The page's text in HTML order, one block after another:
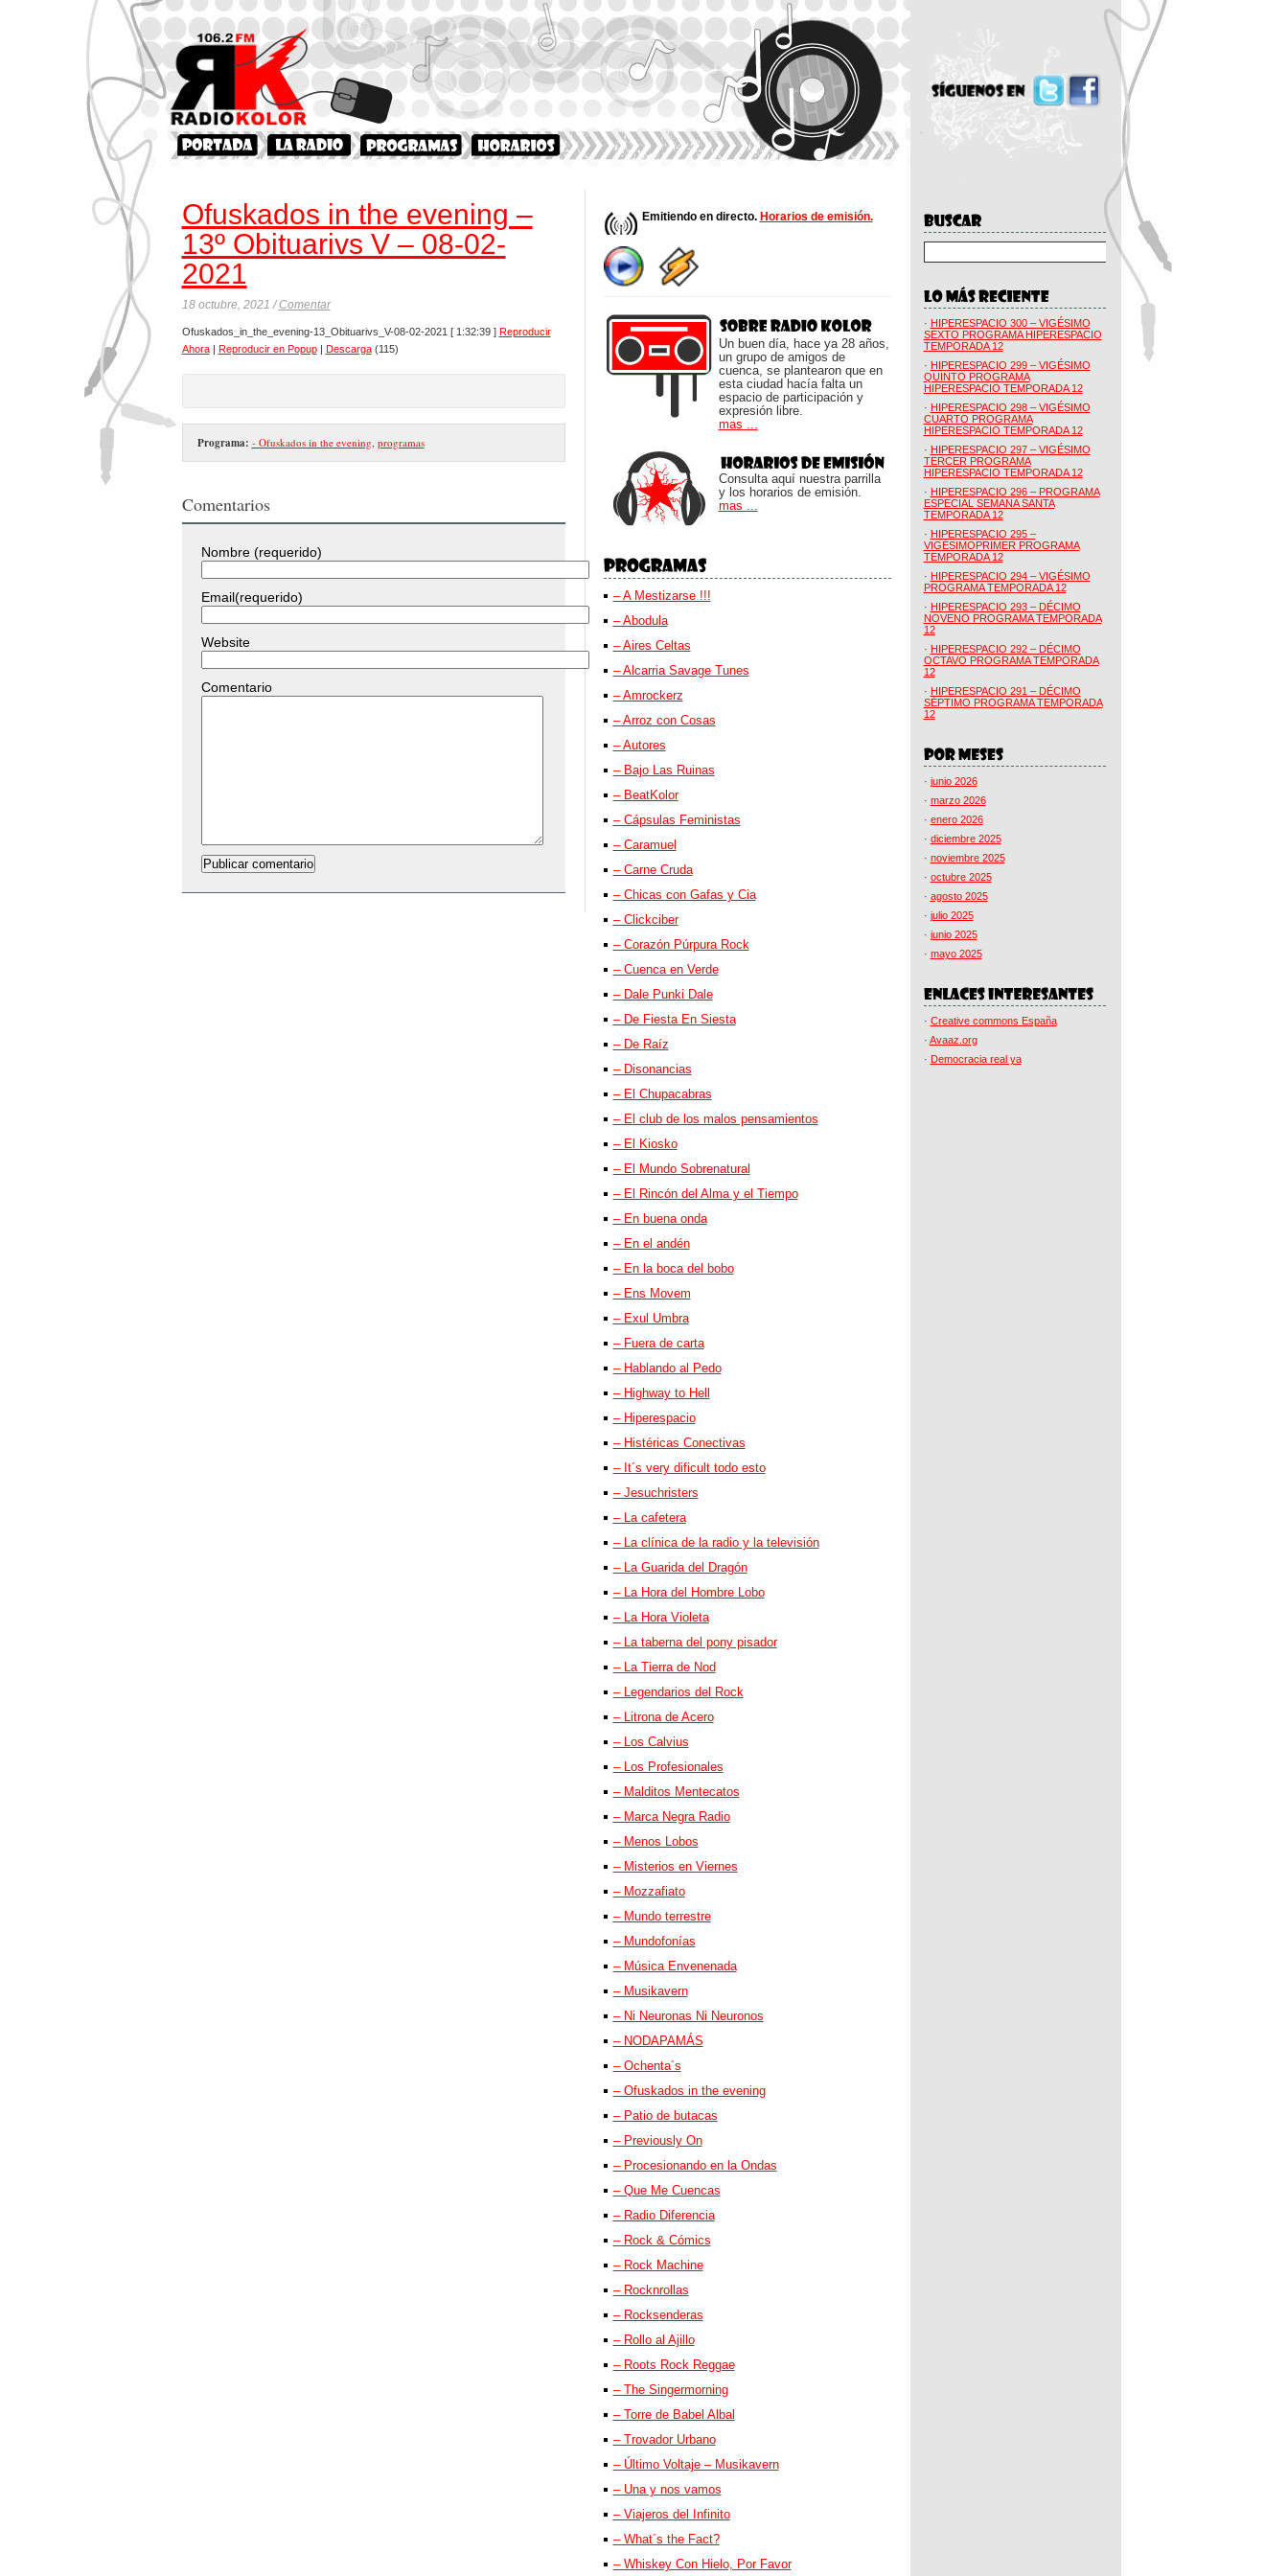
Ofuskados in the evening –
13º Obituarivs V – 08-02-
2021
18 octubre, 2021 /Comentar
Ofuskados_in_the_evening-13_Obituarivs_V-08-02-2021 [ 1:32:39 ] Reproducir
Ahora| Reproducir en Popup| Descarga(115)
Programa: - Ofuskados in the evening, programas
Comentarios
Nombre (requerido)
Email(requerido)
Website
Comentario
Emitiendo en directo. Horarios de emisión.
Un buen día, hace ya 28 años,
un grupo de amigos de
cuenca, se plantearon que en
esta ciudad hacía falta un
espacio de participación y
expresión libre.
mas ...
Consulta aquí nuestra parrilla
y los horarios de emisión.
mas ...
– A Mestizarse !!!
– Abodula
– Aires Celtas
– Alcarria Savage Tunes
– Amrockerz
– Arroz con Cosas
– Autores
– Bajo Las Ruinas
– BeatKolor
– Cápsulas Feministas
– Caramuel
– Carne Cruda
– Chicas con Gafas y Cia
– Clickciber
– Corazón Púrpura Rock
– Cuenca en Verde
– Dale Punki Dale
– De Fiesta En Siesta
– De Raíz
– Disonancias
– El Chupacabras
– El club de los malos pensamientos
– El Kiosko
– El Mundo Sobrenatural
– El Rincón del Alma y el Tiempo
– En buena onda
– En el andén
– En la boca del bobo
– Ens Movem
– Exul Umbra
– Fuera de carta
– Hablando al Pedo
– Highway to Hell
– Hiperespacio
– Histéricas Conectivas
– It´s very dificult todo esto
– Jesuchristers
– La cafetera
– La clínica de la radio y la televisión
– La Guarida del Dragón
– La Hora del Hombre Lobo
– La Hora Violeta
– La taberna del pony pisador
– La Tierra de Nod
– Legendarios del Rock
– Litrona de Acero
– Los Calvius
– Los Profesionales
– Malditos Mentecatos
– Marca Negra Radio
– Menos Lobos
– Misterios en Viernes
– Mozzafiato
– Mundo terrestre
– Mundofonías
– Música Envenenada
– Musikavern
– Ni Neuronas Ni Neuronos
– NODAPAMÁS
– Ochenta´s
– Ofuskados in the evening
– Patio de butacas
– Previously On
– Procesionando en la Ondas
– Que Me Cuencas
– Radio Diferencia
– Rock & Cómics
– Rock Machine
– Rocknrollas
– Rocksenderas
– Rollo al Ajillo
– Roots Rock Reggae
– The Singermorning
– Torre de Babel Albal
– Trovador Urbano
– Último Voltaje – Musikavern
– Una y nos vamos
– Viajeros del Infinito
– What´s the Fact?
– Whiskey Con Hielo, Por Favor
· HIPERESPACIO 300 – VIGÉSIMO
SEXTO PROGRAMA HIPERESPACIO
TEMPORADA 12
· HIPERESPACIO 299 – VIGÉSIMO
QUINTO PROGRAMA
HIPERESPACIO TEMPORADA 12
· HIPERESPACIO 298 – VIGÉSIMO
CUARTO PROGRAMA
HIPERESPACIO TEMPORADA 12
· HIPERESPACIO 297 – VIGÉSIMO
TERCER PROGRAMA
HIPERESPACIO TEMPORADA 12
· HIPERESPACIO 296 – PROGRAMA
ESPECIAL SEMANA SANTA
TEMPORADA 12
· HIPERESPACIO 295 –
VIGÉSIMOPRIMER PROGRAMA
TEMPORADA 12
· HIPERESPACIO 294 – VIGÉSIMO
PROGRAMA TEMPORADA 12
· HIPERESPACIO 293 – DÉCIMO
NOVENO PROGRAMA TEMPORADA
12
· HIPERESPACIO 292 – DÉCIMO
OCTAVO PROGRAMA TEMPORADA
12
· HIPERESPACIO 291 – DÉCIMO
SÉPTIMO PROGRAMA TEMPORADA
12
· junio 2026
· marzo 2026
· enero 2026
· diciembre 2025
· noviembre 2025
· octubre 2025
· agosto 2025
· julio 2025
· junio 2025
· mayo 2025
· Creative commons España
· Avaaz.org
· Democracia real ya